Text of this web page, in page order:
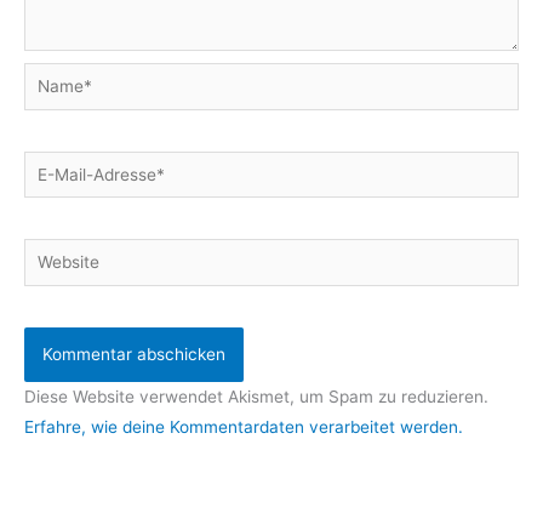
Name*
E-
Mail-
Website
Diese Website verwendet Akismet, um Spam zu reduzieren.
Erfahre, wie deine Kommentardaten verarbeitet werden.